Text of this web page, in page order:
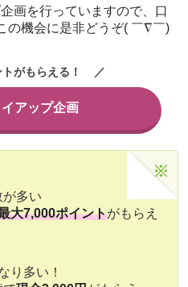
画を行っていますので、口
の機会に是非どうぞ( ￣∇￣)
アップ企画
がもらえる！
多い
大7,000ポイントがもらえ
り多い！